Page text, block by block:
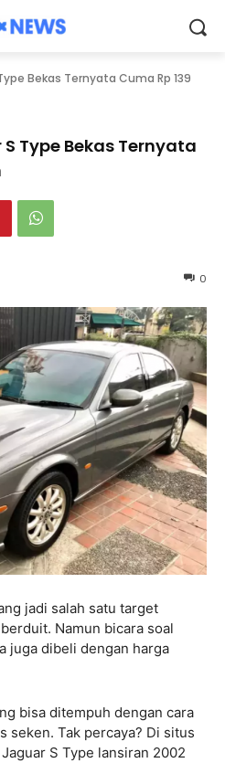
Bekas Ternyata Cuma Rp 139
Type Bekas Ternyata
0
jadi salah satu target
Namun bicara soal
juga dibeli dengan harga
bisa ditempuh dengan cara
seken. Tak percaya? Di situs
S Type lansiran 2002